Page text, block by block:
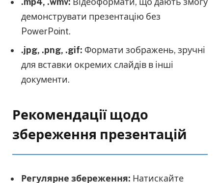
демонструвати презентацію без
PowerPoint.
.jpg, .png, .gif: Формати зображень, зручні
для вставки окремих слайдів в інші
документи.
Рекомендації щодо
збереження презентацій
Регулярне збереження: Натискайте